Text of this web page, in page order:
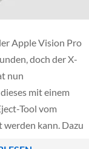
Apple Vision Pro
doch der X-
nun
mit einem
Tool vom
kann. Dazu